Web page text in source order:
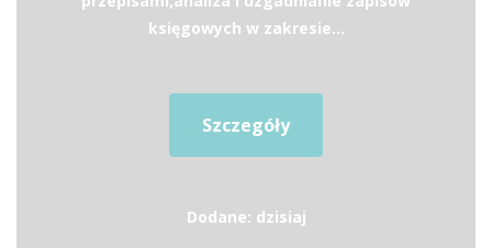
księgowych w zakresie...
Szczegóły
Dodane: dzisiaj